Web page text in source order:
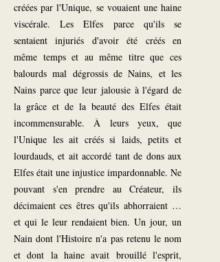
créées par l'Unique, se vouaient une haine
viscérale. Les Elfes parce qu'ils se
sentaient injuriés d'avoir été créés en
même temps et au même titre que ces
balourds mal dégrossis de Nains, et les
Nains parce que leur jalousie à l'égard de
la grâce et de la beauté des Elfes était
incommensurable. À leurs yeux, que
l'Unique les ait créés si laids, petits et
lourdauds, et ait accordé tant de dons aux
Elfes était une injustice impardonnable. Ne
pouvant s'en prendre au Créateur, ils
décimaient ces êtres qu'ils abhorraient …
et qui le leur rendaient bien. Un jour, un
Nain dont l'Histoire n'a pas retenu le nom
et dont la haine avait brouillé l'esprit,